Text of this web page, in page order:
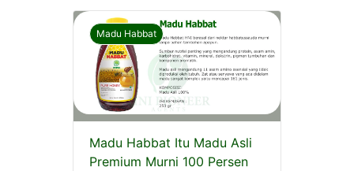
Madu Habbat
Madu Habbat Itu Madu Asli
Premium Murni 100 Persen